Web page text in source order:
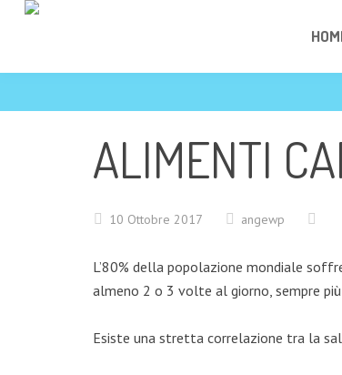
ALIMENTI
10 Ottobre 2017 angewp
L’80% della popolazione mondiale
almeno 2 o 3 volte al giorno, sempre
Esiste una stretta correlazione tra la